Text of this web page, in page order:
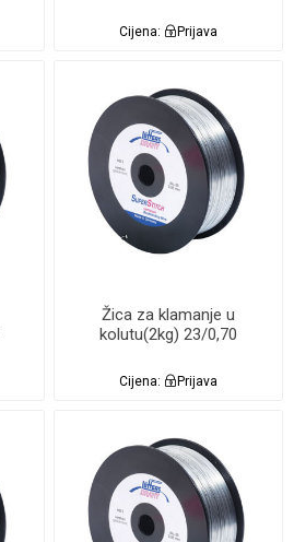
Cijena: Prijava
Žica za klamanje u
kolutu(2kg) 23/0,70
Cijena: Prijava